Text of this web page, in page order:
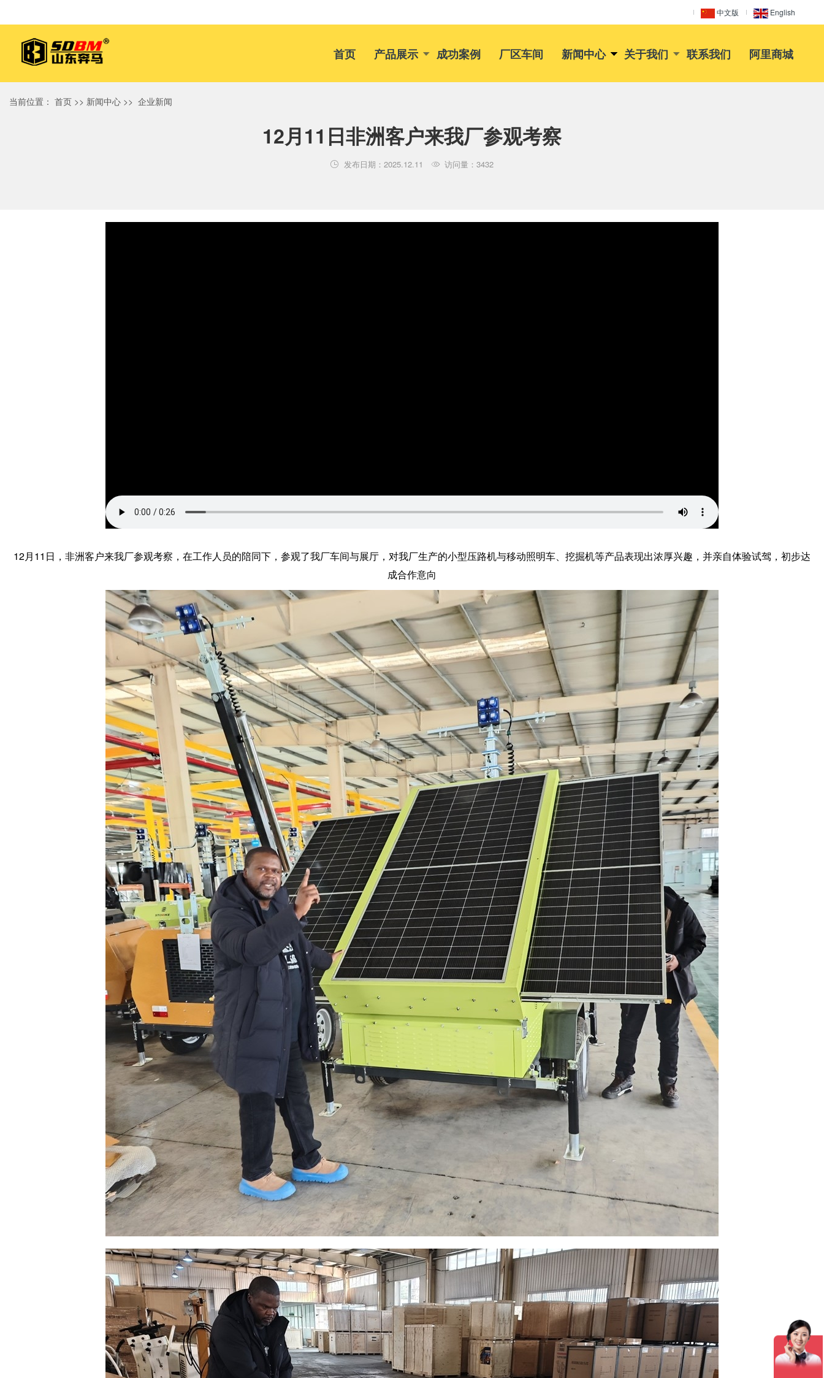
中文版 English
首页 产品展示 成功案例 厂区车间 新闻中心 关于我们 联系我们 阿里商城
当前位置： 首页 >> 新闻中心 >> 企业新闻
12月11日非洲客户来我厂参观考察
 发布日期：2025.12.11  访问量：3432
12月11日，非洲客户来我厂参观考察，在工作人员的陪同下，参观了我厂车间与展厅，对我厂生产的小型压路机与移动照明车、挖掘机等产品表现出浓厚兴趣，并亲自体验试驾，初步达
成合作意向